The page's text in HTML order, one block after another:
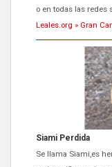
Leales.org » Gran
ADOPCIÓN
El ayuntamiento se